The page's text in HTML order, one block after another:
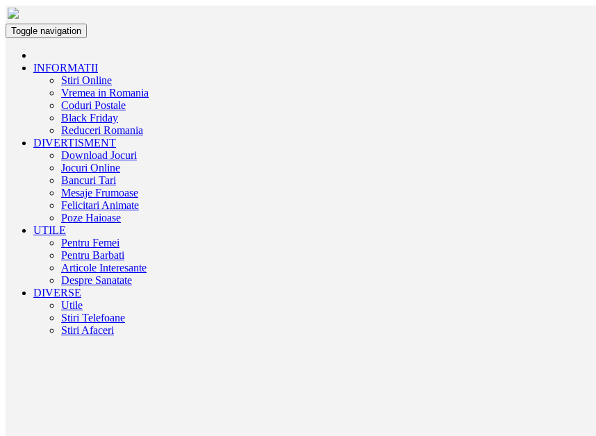
Toggle navigation
INFORMATII
Stiri Online
Vremea in Romania
Coduri Postale
Black Friday
Reduceri Romania
DIVERTISMENT
Download Jocuri
Jocuri Online
Bancuri Tari
Mesaje Frumoase
Felicitari Animate
Poze Haioase
UTILE
Pentru Femei
Pentru Barbati
Articole Interesante
Despre Sanatate
DIVERSE
Utile
Stiri Telefoane
Stiri Afaceri